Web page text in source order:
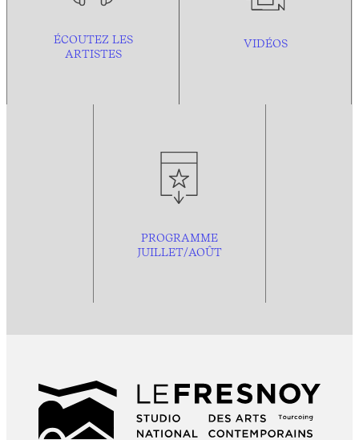
ÉCOUTEZ LES
ARTISTES
VIDÉOS
PROGRAMME
JUILLET/AOÛT